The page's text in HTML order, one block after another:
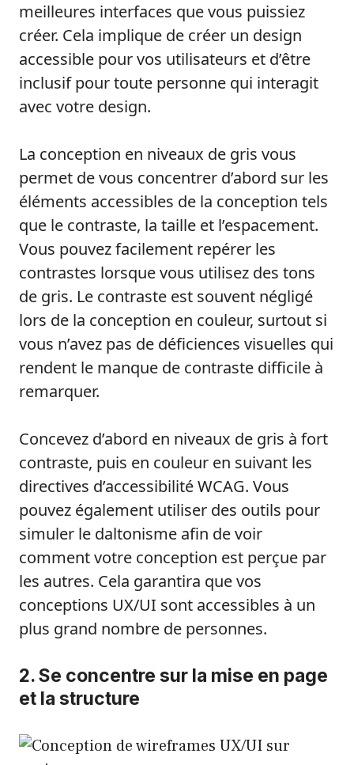
meilleures interfaces que vous puissiez
créer. Cela implique de créer un design
accessible pour vos utilisateurs et d’être
inclusif pour toute personne qui interagit
avec votre design.
La conception en niveaux de gris vous
permet de vous concentrer d’abord sur les
éléments accessibles de la conception tels
que le contraste, la taille et l’espacement.
Vous pouvez facilement repérer les
contrastes lorsque vous utilisez des tons
de gris. Le contraste est souvent négligé
lors de la conception en couleur, surtout si
vous n’avez pas de déficiences visuelles qui
rendent le manque de contraste difficile à
remarquer.
Concevez d’abord en niveaux de gris à fort
contraste, puis en couleur en suivant les
directives d’accessibilité WCAG. Vous
pouvez également utiliser des outils pour
simuler le daltonisme afin de voir
comment votre conception est perçue par
les autres. Cela garantira que vos
conceptions UX/UI sont accessibles à un
plus grand nombre de personnes.
2. Se concentre sur la mise en page
et la structure